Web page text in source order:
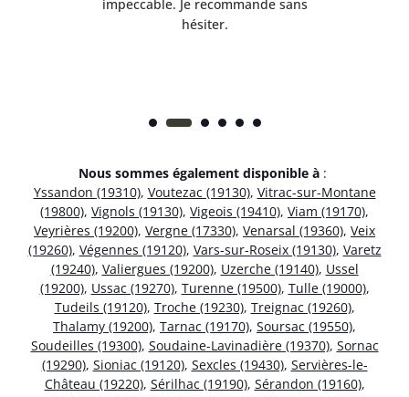
impeccable. Je recommande sans
hésiter.
Nous sommes également disponible à :
Yssandon (19310), Voutezac (19130), Vitrac-sur-Montane
(19800), Vignols (19130), Vigeois (19410), Viam (19170),
Veyrières (19200), Vergne (17330), Venarsal (19360), Veix
(19260), Végennes (19120), Vars-sur-Roseix (19130), Varetz
(19240), Valiergues (19200), Uzerche (19140), Ussel
(19200), Ussac (19270), Turenne (19500), Tulle (19000),
Tudeils (19120), Troche (19230), Treignac (19260),
Thalamy (19200), Tarnac (19170), Soursac (19550),
Soudeilles (19300), Soudaine-Lavinadière (19370), Sornac
(19290), Sioniac (19120), Sexcles (19430), Servières-le-
Château (19220), Sérilhac (19190), Sérandon (19160),